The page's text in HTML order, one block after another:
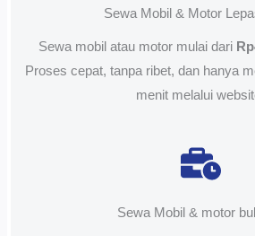
Sewa Mobil & Motor
Sewa mobil atau motor mulai dari
Proses cepat, tanpa ribet, dan hanya
menit melalui
Sewa Mobil & motor